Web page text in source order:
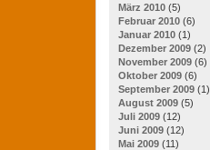
März 2010 (5)
Februar 2010 (6)
Januar 2010 (1)
Dezember 2009 (2)
November 2009 (6)
Oktober 2009 (6)
September 2009 (1)
August 2009 (5)
Juli 2009 (12)
Juni 2009 (12)
Mai 2009 (11)